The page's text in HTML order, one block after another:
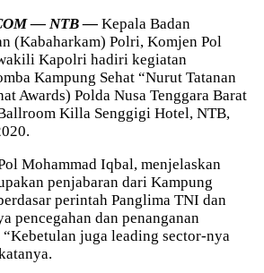
— NTB — Kepala Badan
(Kabaharkam) Polri, Komjen Pol
Kapolri hadiri kegiatan
Kampung Sehat “Nurut Tatanan
Awards) Polda Nusa Tenggara Barat
Killa Senggigi Hotel, NTB,
Mohammad Iqbal, menjelaskan
penjabaran dari Kampung
perintah Panglima TNI dan
pencegahan dan penanganan
juga leading sector-nya